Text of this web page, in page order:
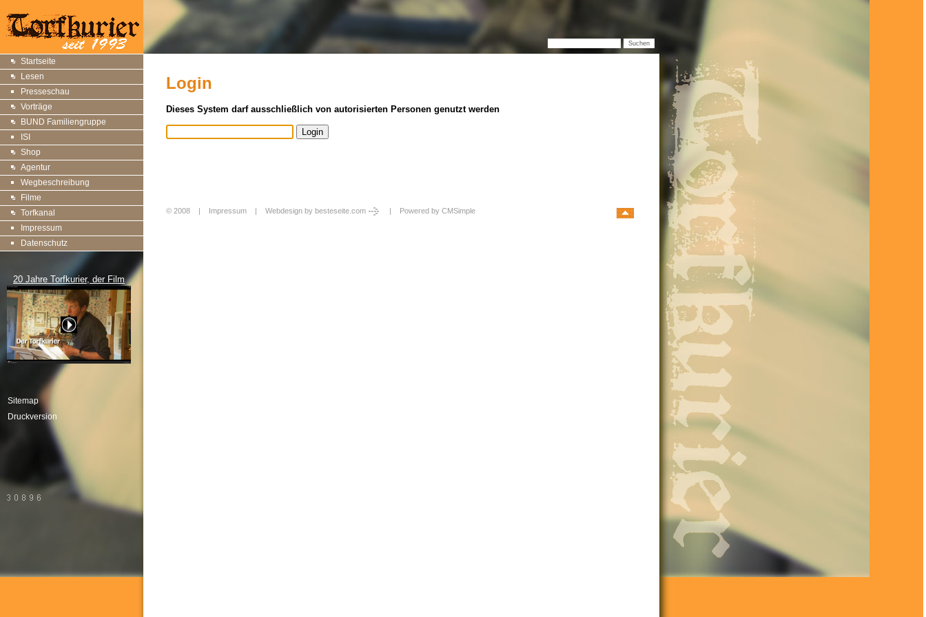
Startseite
Lesen
Presseschau
Vorträge
BUND Familiengruppe
ISI
Shop
Agentur
Wegbeschreibung
Filme
Torfkanal
Impressum
Datenschutz
20 Jahre Torfkurier, der Film
Sitemap
Druckversion
Login
Dieses System darf ausschließlich von autorisierten Personen genutzt werden
© 2008 | Impressum Webdesign by besteseite.com | Powered by CMSimple